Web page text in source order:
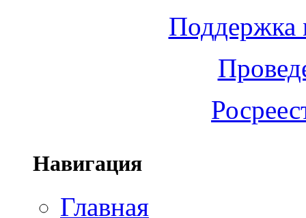
Поддержка
Навигация
Главная